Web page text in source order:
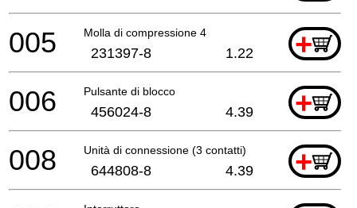
Molla di compressione 4 +
005 231397-8 1.22
Pulsante di blocco +
006 456024-8 4.39
Unità di connessione (3 contatti) +
008 644808-8 4.39